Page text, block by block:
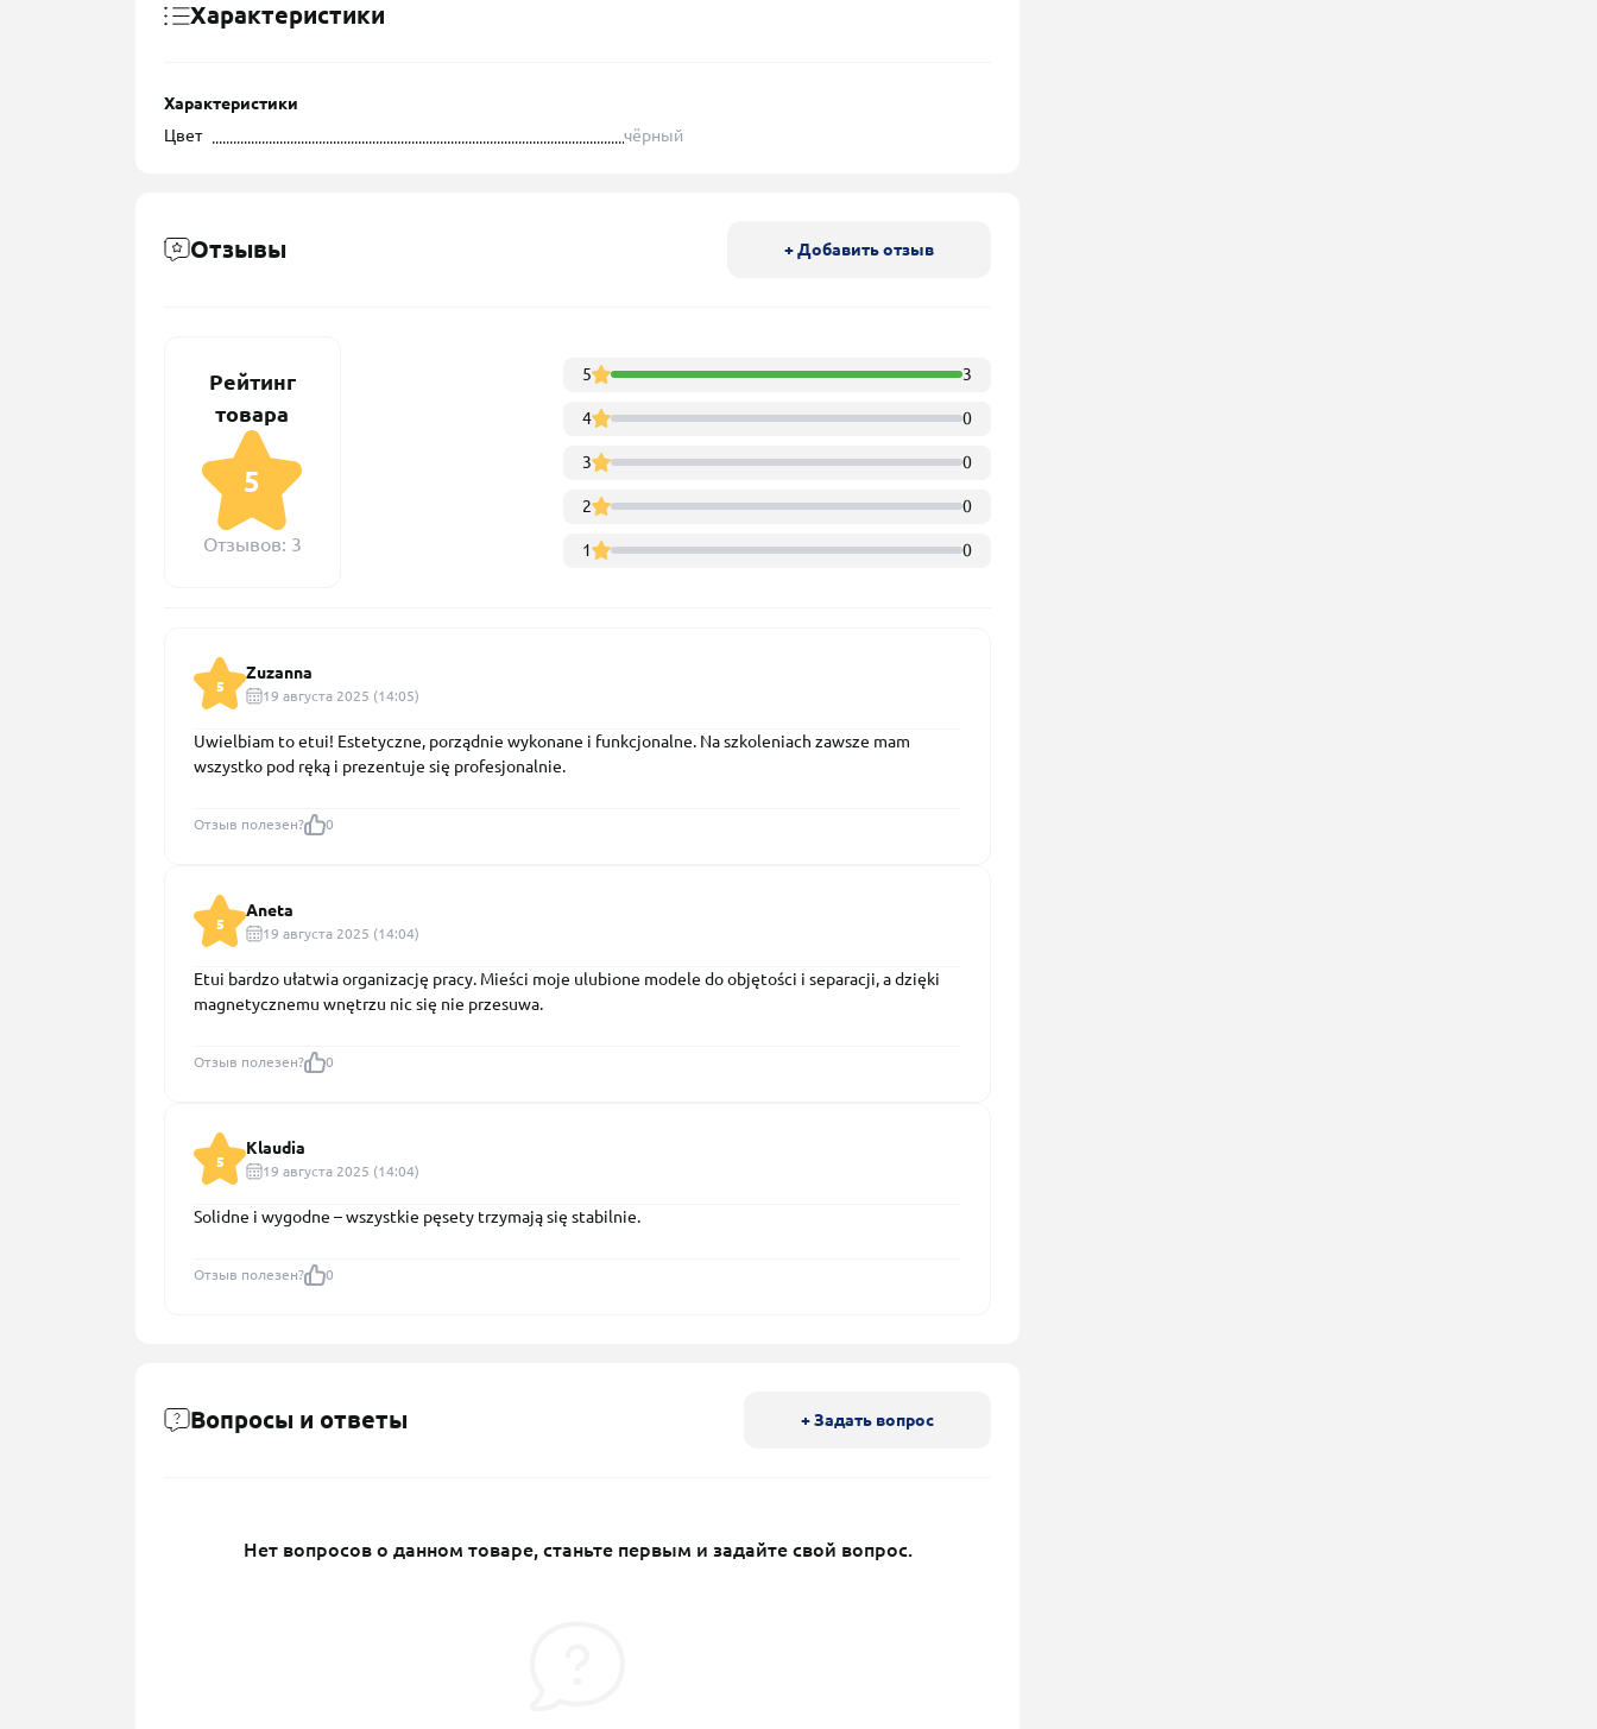
Характеристики
Характеристики
Цвет
чёрный
Отзывы + Добавить отзыв
Рейтинг
товара
5
Отзывов: 3
5 3
4 0
3 0
2 0
1 0
5
Zuzanna
19 августа 2025 (14:05)
Uwielbiam to etui! Estetyczne, porządnie wykonane i funkcjonalne. Na szkoleniach zawsze mam
wszystko pod ręką i prezentuje się profesjonalnie.
Отзыв полезен? 0
5
Aneta
19 августа 2025 (14:04)
Etui bardzo ułatwia organizację pracy. Mieści moje ulubione modele do objętości i separacji, a dzięki
magnetycznemu wnętrzu nic się nie przesuwa.
Отзыв полезен? 0
5
Klaudia
19 августа 2025 (14:04)
Solidne i wygodne – wszystkie pęsety trzymają się stabilnie.
Отзыв полезен? 0
Вопросы и ответы + Задать вопрос
Нет вопросов о данном товаре, станьте первым и задайте свой вопрос.